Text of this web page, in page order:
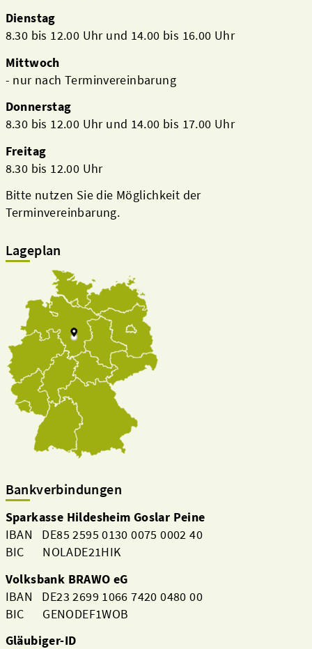
Dienstag
8.30 bis 12.00 Uhr und 14.00 bis 16.00 Uhr
Mittwoch
- nur nach Terminvereinbarung
Donnerstag
8.30 bis 12.00 Uhr und 14.00 bis 17.00 Uhr
Freitag
8.30 bis 12.00 Uhr
Bitte nutzen Sie die Möglichkeit der
Terminvereinbarung.
Lageplan
Bankverbindungen
Sparkasse Hildesheim Goslar Peine
IBAN DE85 2595 0130 0075 0002 40
BIC NOLADE21HIK
Volksbank BRAWO eG
IBAN DE23 2699 1066 7420 0480 00
BIC GENODEF1WOB
Gläubiger-ID